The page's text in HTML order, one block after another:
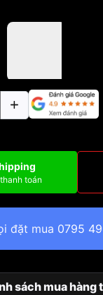
toán
đặt mua 0795
sách mua hàng